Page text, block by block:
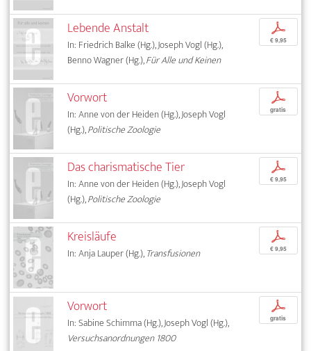
Lebende Anstalt
In: Friedrich Balke (Hg.), Joseph Vogl (Hg.),
Benno Wagner (Hg.),Für Alle und Keinen
p
€ 9,95
Vorwort
In: Anne von der Heiden (Hg.), Joseph Vogl
(Hg.),Politische Zoologie
p
gratis
Das charismatische Tier
In: Anne von der Heiden (Hg.), Joseph Vogl
(Hg.),Politische Zoologie
p
€ 9,95
Kreisläufe
In: Anja Lauper (Hg.),Transfusionen
p
€ 9,95
Vorwort
In: Sabine Schimma (Hg.), Joseph Vogl (Hg.),
Versuchsanordnungen 1800
p
gratis